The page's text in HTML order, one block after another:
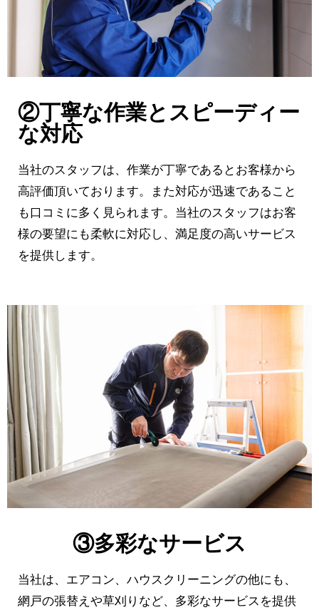
②丁寧な作業とスピーディー
な対応
当社のスタッフは、作業が丁寧であるとお客様から
高評価頂いております。また対応が迅速であること
も口コミに多く見られます。当社のスタッフはお客
様の要望にも柔軟に対応し、満足度の高いサービス
を提供します。
③多彩なサービス
当社は、エアコン、ハウスクリーニングの他にも、
網戸の張替えや草刈りなど、多彩なサービスを提供